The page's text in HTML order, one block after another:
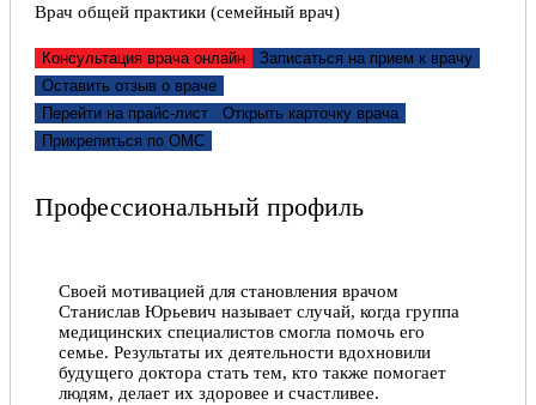
Врач общей практики (семейный врач)
Консультация врача онлайн
Записаться на прием к врачу
Оставить отзыв о враче
Перейти на прайс-лист
Открыть карточку врача
Прикрепиться по ОМС
Профессиональный профиль
Своей мотивацией для становления врачом
Станислав Юрьевич называет случай, когда группа
медицинских специалистов смогла помочь его
семье. Результаты их деятельности вдохновили
будущего доктора стать тем, кто также помогает
людям, делает их здоровее и счастливее.